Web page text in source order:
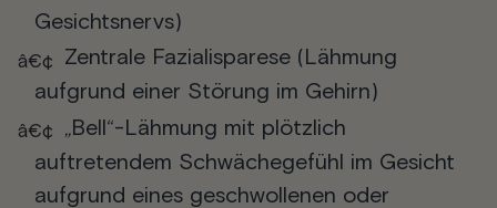
Gesichtsnervs)
Zentrale Fazialisparese (Lähmung
aufgrund einer Störung im Gehirn)
„Bell“-Lähmung mit plötzlich
auftretendem Schwächegefühl im Gesicht
aufgrund eines geschwollenen oder